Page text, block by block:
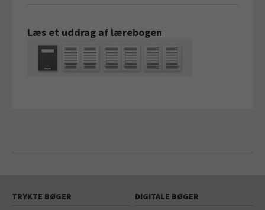
Læs et uddrag af lærebogen
TRYKTE BØGER
DIGITALE BØGER